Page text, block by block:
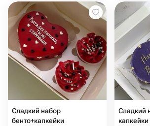
Сладкий набор
бенто+капкейки
Сладкий набор бенто+
капкейки